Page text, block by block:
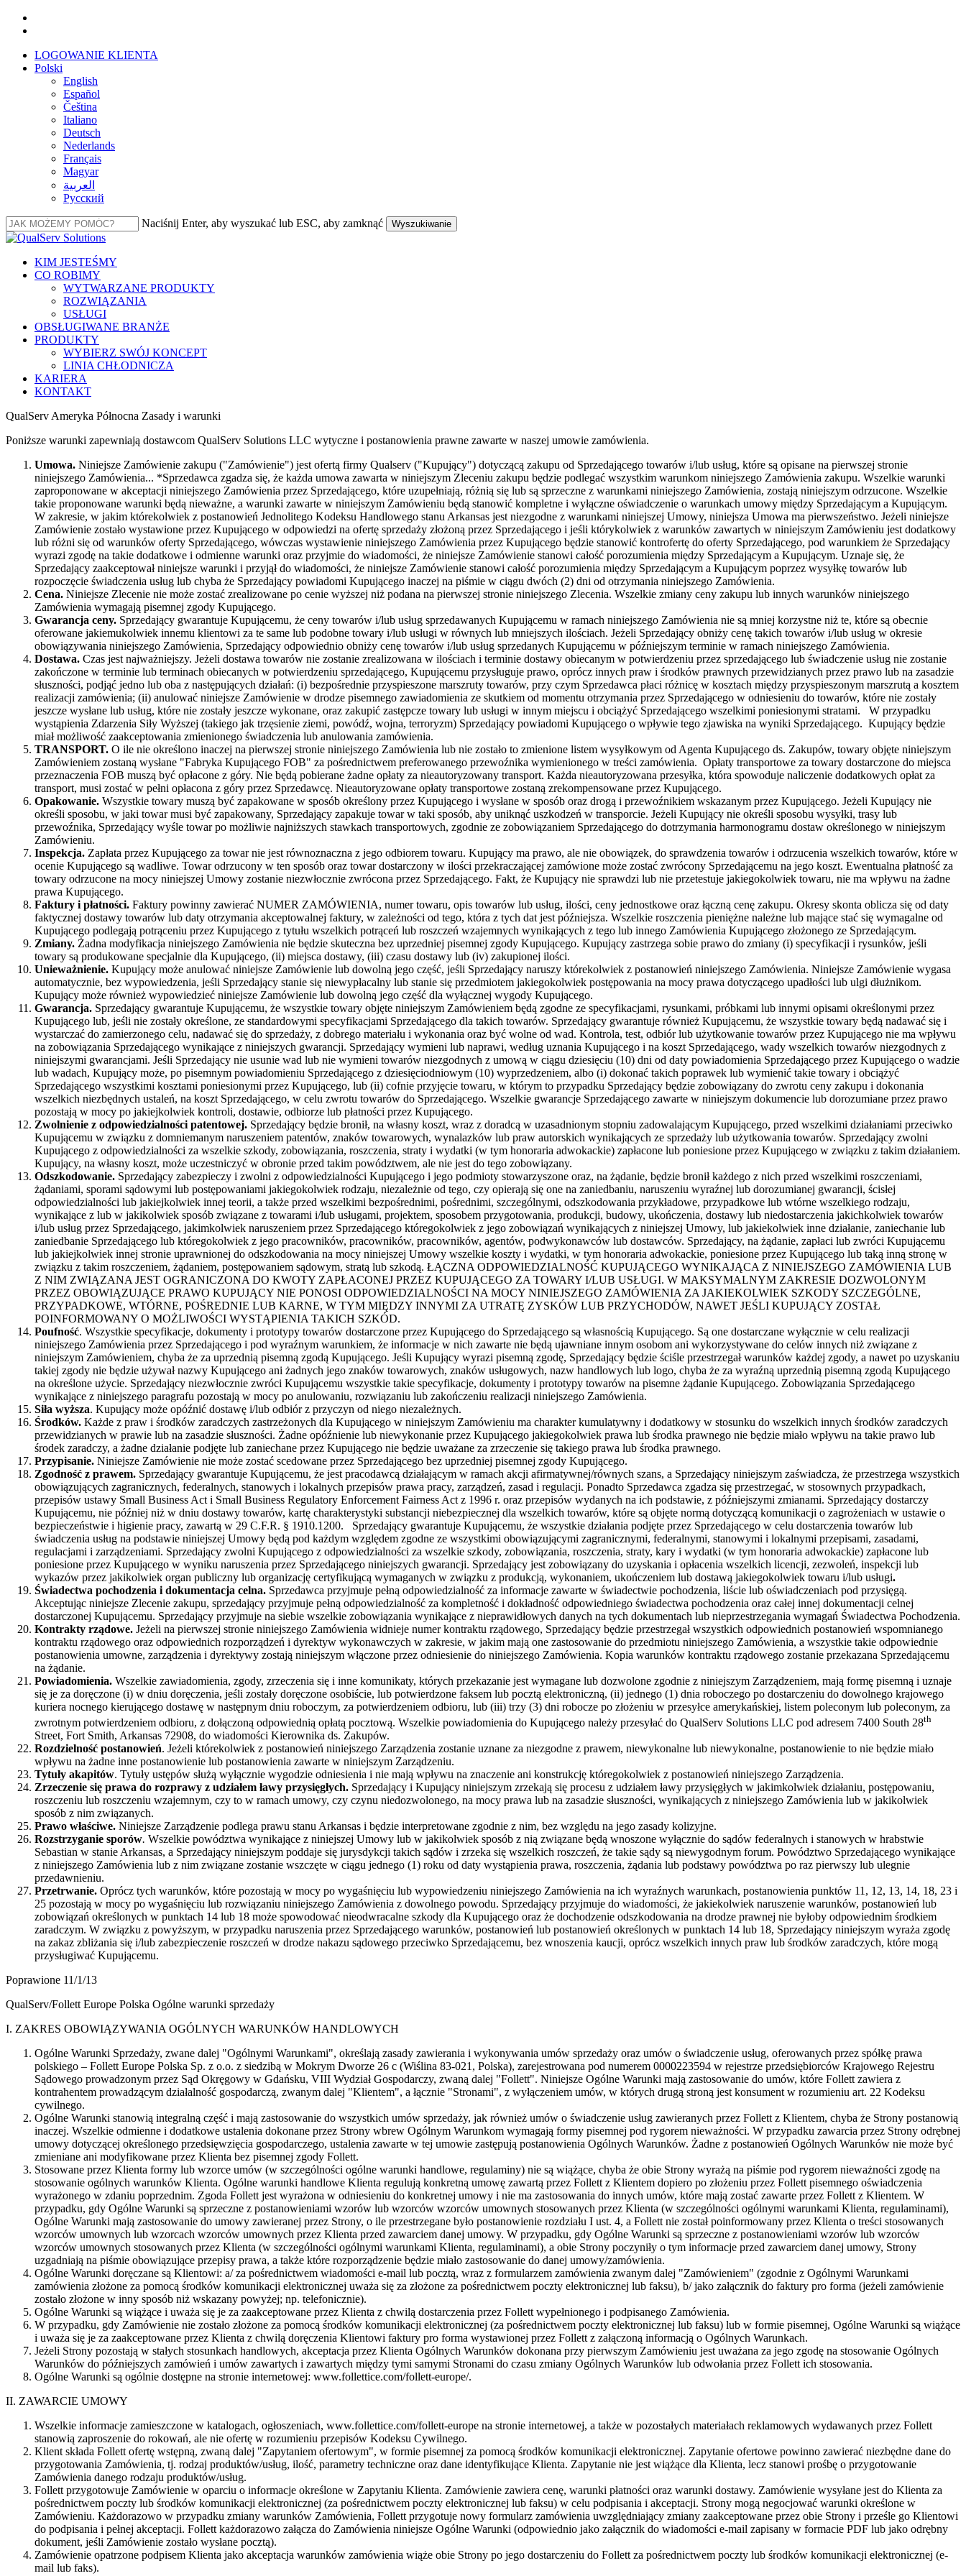
Przejdź
treści
LOGOWANIE KLIENTA
Polski
English
Español
Čeština
Italiano
Deutsch
Nederlands
Français
Magyar
العربية‏
Русский
Naciśnij Enter, aby wyszukać lub ESC, aby zamknąć Wyszukiwanie
Zamknij
Menu
KIM JESTEŚMY
CO ROBIMY
WYTWARZANE PRODUKTY
ROZWIĄZANIA
USŁUGI
OBSŁUGIWANE BRANŻE
PRODUKTY
WYBIERZ SWÓJ KONCEPT
LINIA CHŁODNICZA
KARIERA
KONTAKT
QualServ Ameryka Północna Zasady i warunki
Poniższe warunki zapewniają dostawcom QualServ Solutions LLC wytyczne i postanowienia prawne zawarte w naszej umowie zamówienia.
Umowa. Niniejsze Zamówienie zakupu ("Zamówienie") jest ofertą firmy Qualserv ("Kupujący") dotyczącą zakupu od Sprzedającego towarów i/lub usług, które są opisane na pierwszej stronie
niniejszego Zamówienia... *Sprzedawca zgadza się, że każda umowa zawarta w niniejszym Zleceniu zakupu będzie podlegać wszystkim warunkom niniejszego Zamówienia zakupu. Wszelkie warunki
zaproponowane w akceptacji niniejszego Zamówienia przez Sprzedającego, które uzupełniają, różnią się lub są sprzeczne z warunkami niniejszego Zamówienia, zostają niniejszym odrzucone. Wszelkie
takie proponowane warunki będą nieważne, a warunki zawarte w niniejszym Zamówieniu będą stanowić kompletne i wyłączne oświadczenie o warunkach umowy między Sprzedającym a Kupującym.
W zakresie, w jakim którekolwiek z postanowień Jednolitego Kodeksu Handlowego stanu Arkansas jest niezgodne z warunkami niniejszej Umowy, niniejsza Umowa ma pierwszeństwo. Jeżeli niniejsze
Zamówienie zostało wystawione przez Kupującego w odpowiedzi na ofertę sprzedaży złożoną przez Sprzedającego i jeśli którykolwiek z warunków zawartych w niniejszym Zamówieniu jest dodatkowy
lub różni się od warunków oferty Sprzedającego, wówczas wystawienie niniejszego Zamówienia przez Kupującego będzie stanowić kontrofertę do oferty Sprzedającego, pod warunkiem że Sprzedający
wyrazi zgodę na takie dodatkowe i odmienne warunki oraz przyjmie do wiadomości, że niniejsze Zamówienie stanowi całość porozumienia między Sprzedającym a Kupującym. Uznaje się, że
Sprzedający zaakceptował niniejsze warunki i przyjął do wiadomości, że niniejsze Zamówienie stanowi całość porozumienia między Sprzedającym a Kupującym poprzez wysyłkę towarów lub
rozpoczęcie świadczenia usług lub chyba że Sprzedający powiadomi Kupującego inaczej na piśmie w ciągu dwóch (2) dni od otrzymania niniejszego Zamówienia.
Cena. Niniejsze Zlecenie nie może zostać zrealizowane po cenie wyższej niż podana na pierwszej stronie niniejszego Zlecenia. Wszelkie zmiany ceny zakupu lub innych warunków niniejszego
Zamówienia wymagają pisemnej zgody Kupującego.
Gwarancja ceny. Sprzedający gwarantuje Kupującemu, że ceny towarów i/lub usług sprzedawanych Kupującemu w ramach niniejszego Zamówienia nie są mniej korzystne niż te, które są obecnie
oferowane jakiemukolwiek innemu klientowi za te same lub podobne towary i/lub usługi w równych lub mniejszych ilościach. Jeżeli Sprzedający obniży cenę takich towarów i/lub usług w okresie
obowiązywania niniejszego Zamówienia, Sprzedający odpowiednio obniży cenę towarów i/lub usług sprzedanych Kupującemu w późniejszym terminie w ramach niniejszego Zamówienia.
Dostawa. Czas jest najważniejszy. Jeżeli dostawa towarów nie zostanie zrealizowana w ilościach i terminie dostawy obiecanym w potwierdzeniu przez sprzedającego lub świadczenie usług nie zostanie
zakończone w terminie lub terminach obiecanych w potwierdzeniu sprzedającego, Kupującemu przysługuje prawo, oprócz innych praw i środków prawnych przewidzianych przez prawo lub na zasadzie
słuszności, podjąć jedno lub oba z następujących działań: (i) bezpośrednie przyspieszone marszruty towarów, przy czym Sprzedawca płaci różnicę w kosztach między przyspieszonym marszrutą a kosztem
realizacji zamówienia; (ii) anulować niniejsze Zamówienie w drodze pisemnego zawiadomienia ze skutkiem od momentu otrzymania przez Sprzedającego w odniesieniu do towarów, które nie zostały
jeszcze wysłane lub usług, które nie zostały jeszcze wykonane, oraz zakupić zastępcze towary lub usługi w innym miejscu i obciążyć Sprzedającego wszelkimi poniesionymi stratami. W przypadku
wystąpienia Zdarzenia Siły Wyższej (takiego jak trzęsienie ziemi, powódź, wojna, terroryzm) Sprzedający powiadomi Kupującego o wpływie tego zjawiska na wyniki Sprzedającego. Kupujący będzie
miał możliwość zaakceptowania zmienionego świadczenia lub anulowania zamówienia.
TRANSPORT. O ile nie określono inaczej na pierwszej stronie niniejszego Zamówienia lub nie zostało to zmienione listem wysyłkowym od Agenta Kupującego ds. Zakupów, towary objęte niniejszym
Zamówieniem zostaną wysłane "Fabryka Kupującego FOB" za pośrednictwem preferowanego przewoźnika wymienionego w treści zamówienia. Opłaty transportowe za towary dostarczone do miejsca
przeznaczenia FOB muszą być opłacone z góry. Nie będą pobierane żadne opłaty za nieautoryzowany transport. Każda nieautoryzowana przesyłka, która spowoduje naliczenie dodatkowych opłat za
transport, musi zostać w pełni opłacona z góry przez Sprzedawcę. Nieautoryzowane opłaty transportowe zostaną zrekompensowane przez Kupującego.
Opakowanie. Wszystkie towary muszą być zapakowane w sposób określony przez Kupującego i wysłane w sposób oraz drogą i przewoźnikiem wskazanym przez Kupującego. Jeżeli Kupujący nie
określi sposobu, w jaki towar musi być zapakowany, Sprzedający zapakuje towar w taki sposób, aby uniknąć uszkodzeń w transporcie. Jeżeli Kupujący nie określi sposobu wysyłki, trasy lub
przewoźnika, Sprzedający wyśle towar po możliwie najniższych stawkach transportowych, zgodnie ze zobowiązaniem Sprzedającego do dotrzymania harmonogramu dostaw określonego w niniejszym
Zamówieniu.
Inspekcja. Zapłata przez Kupującego za towar nie jest równoznaczna z jego odbiorem towaru. Kupujący ma prawo, ale nie obowiązek, do sprawdzenia towarów i odrzucenia wszelkich towarów, które w
ocenie Kupującego są wadliwe. Towar odrzucony w ten sposób oraz towar dostarczony w ilości przekraczającej zamówione może zostać zwrócony Sprzedającemu na jego koszt. Ewentualna płatność za
towary odrzucone na mocy niniejszej Umowy zostanie niezwłocznie zwrócona przez Sprzedającego. Fakt, że Kupujący nie sprawdzi lub nie przetestuje jakiegokolwiek towaru, nie ma wpływu na żadne
prawa Kupującego.
Faktury i płatności. Faktury powinny zawierać NUMER ZAMÓWIENIA, numer towaru, opis towarów lub usług, ilości, ceny jednostkowe oraz łączną cenę zakupu. Okresy skonta oblicza się od daty
faktycznej dostawy towarów lub daty otrzymania akceptowalnej faktury, w zależności od tego, która z tych dat jest późniejsza. Wszelkie roszczenia pieniężne należne lub mające stać się wymagalne od
Kupującego podlegają potrąceniu przez Kupującego z tytułu wszelkich potrąceń lub roszczeń wzajemnych wynikających z tego lub innego Zamówienia Kupującego złożonego ze Sprzedającym.
Zmiany. Żadna modyfikacja niniejszego Zamówienia nie będzie skuteczna bez uprzedniej pisemnej zgody Kupującego. Kupujący zastrzega sobie prawo do zmiany (i) specyfikacji i rysunków, jeśli
towary są produkowane specjalnie dla Kupującego, (ii) miejsca dostawy, (iii) czasu dostawy lub (iv) zakupionej ilości.
Unieważnienie. Kupujący może anulować niniejsze Zamówienie lub dowolną jego część, jeśli Sprzedający naruszy którekolwiek z postanowień niniejszego Zamówienia. Niniejsze Zamówienie wygasa
automatycznie, bez wypowiedzenia, jeśli Sprzedający stanie się niewypłacalny lub stanie się przedmiotem jakiegokolwiek postępowania na mocy prawa dotyczącego upadłości lub ulgi dłużnikom.
Kupujący może również wypowiedzieć niniejsze Zamówienie lub dowolną jego część dla wyłącznej wygody Kupującego.
Gwarancja. Sprzedający gwarantuje Kupującemu, że wszystkie towary objęte niniejszym Zamówieniem będą zgodne ze specyfikacjami, rysunkami, próbkami lub innymi opisami określonymi przez
Kupującego lub, jeśli nie zostały określone, ze standardowymi specyfikacjami Sprzedającego dla takich towarów. Sprzedający gwarantuje również Kupującemu, że wszystkie towary będą nadawać się i
wystarczać do zamierzonego celu, nadawać się do sprzedaży, z dobrego materiału i wykonania oraz być wolne od wad. Kontrola, test, odbiór lub użytkowanie towarów przez Kupującego nie ma wpływu
na zobowiązania Sprzedającego wynikające z niniejszych gwarancji. Sprzedający wymieni lub naprawi, według uznania Kupującego i na koszt Sprzedającego, wady wszelkich towarów niezgodnych z
niniejszymi gwarancjami. Jeśli Sprzedający nie usunie wad lub nie wymieni towarów niezgodnych z umową w ciągu dziesięciu (10) dni od daty powiadomienia Sprzedającego przez Kupującego o wadzie
lub wadach, Kupujący może, po pisemnym powiadomieniu Sprzedającego z dziesięciodniowym (10) wyprzedzeniem, albo (i) dokonać takich poprawek lub wymienić takie towary i obciążyć
Sprzedającego wszystkimi kosztami poniesionymi przez Kupującego, lub (ii) cofnie przyjęcie towaru, w którym to przypadku Sprzedający będzie zobowiązany do zwrotu ceny zakupu i dokonania
wszelkich niezbędnych ustaleń, na koszt Sprzedającego, w celu zwrotu towarów do Sprzedającego. Wszelkie gwarancje Sprzedającego zawarte w niniejszym dokumencie lub dorozumiane przez prawo
pozostają w mocy po jakiejkolwiek kontroli, dostawie, odbiorze lub płatności przez Kupującego.
Zwolnienie z odpowiedzialności patentowej. Sprzedający będzie bronił, na własny koszt, wraz z doradcą w uzasadnionym stopniu zadowalającym Kupującego, przed wszelkimi działaniami przeciwko
Kupującemu w związku z domniemanym naruszeniem patentów, znaków towarowych, wynalazków lub praw autorskich wynikających ze sprzedaży lub użytkowania towarów. Sprzedający zwolni
Kupującego z odpowiedzialności za wszelkie szkody, zobowiązania, roszczenia, straty i wydatki (w tym honoraria adwokackie) zapłacone lub poniesione przez Kupującego w związku z takim działaniem.
Kupujący, na własny koszt, może uczestniczyć w obronie przed takim powództwem, ale nie jest do tego zobowiązany.
Odszkodowanie. Sprzedający zabezpieczy i zwolni z odpowiedzialności Kupującego i jego podmioty stowarzyszone oraz, na żądanie, będzie bronił każdego z nich przed wszelkimi roszczeniami,
żądaniami, sporami sądowymi lub postępowaniami jakiegokolwiek rodzaju, niezależnie od tego, czy opierają się one na zaniedbaniu, naruszeniu wyraźnej lub dorozumianej gwarancji, ścisłej
odpowiedzialności lub jakiejkolwiek innej teorii, a także przed wszelkimi bezpośrednimi, pośrednimi, szczególnymi, odszkodowania przykładowe, przypadkowe lub wtórne wszelkiego rodzaju,
wynikające z lub w jakikolwiek sposób związane z towarami i/lub usługami, projektem, sposobem przygotowania, produkcji, budowy, ukończenia, dostawy lub niedostarczenia jakichkolwiek towarów
i/lub usług przez Sprzedającego, jakimkolwiek naruszeniem przez Sprzedającego któregokolwiek z jego zobowiązań wynikających z niniejszej Umowy, lub jakiekolwiek inne działanie, zaniechanie lub
zaniedbanie Sprzedającego lub któregokolwiek z jego pracowników, pracowników, pracowników, agentów, podwykonawców lub dostawców. Sprzedający, na żądanie, zapłaci lub zwróci Kupującemu
lub jakiejkolwiek innej stronie uprawnionej do odszkodowania na mocy niniejszej Umowy wszelkie koszty i wydatki, w tym honoraria adwokackie, poniesione przez Kupującego lub taką inną stronę w
związku z takim roszczeniem, żądaniem, postępowaniem sądowym, stratą lub szkodą. ŁĄCZNA ODPOWIEDZIALNOŚĆ KUPUJĄCEGO WYNIKAJĄCA Z NINIEJSZEGO ZAMÓWIENIA LUB
Z NIM ZWIĄZANA JEST OGRANICZONA DO KWOTY ZAPŁACONEJ PRZEZ KUPUJĄCEGO ZA TOWARY I/LUB USŁUGI. W MAKSYMALNYM ZAKRESIE DOZWOLONYM
PRZEZ OBOWIĄZUJĄCE PRAWO KUPUJĄCY NIE PONOSI ODPOWIEDZIALNOŚCI NA MOCY NINIEJSZEGO ZAMÓWIENIA ZA JAKIEKOLWIEK SZKODY SZCZEGÓLNE,
PRZYPADKOWE, WTÓRNE, POŚREDNIE LUB KARNE, W TYM MIĘDZY INNYMI ZA UTRATĘ ZYSKÓW LUB PRZYCHODÓW, NAWET JEŚLI KUPUJĄCY ZOSTAŁ
POINFORMOWANY O MOŻLIWOŚCI WYSTĄPIENIA TAKICH SZKÓD.
Poufność. Wszystkie specyfikacje, dokumenty i prototypy towarów dostarczone przez Kupującego do Sprzedającego są własnością Kupującego. Są one dostarczane wyłącznie w celu realizacji
niniejszego Zamówienia przez Sprzedającego i pod wyraźnym warunkiem, że informacje w nich zawarte nie będą ujawniane innym osobom ani wykorzystywane do celów innych niż związane z
niniejszym Zamówieniem, chyba że za uprzednią pisemną zgodą Kupującego. Jeśli Kupujący wyrazi pisemną zgodę, Sprzedający będzie ściśle przestrzegał warunków każdej zgody, a nawet po uzyskaniu
takiej zgody nie będzie używał nazwy Kupującego ani żadnych jego znaków towarowych, znaków usługowych, nazw handlowych lub logo, chyba że za wyraźną uprzednią pisemną zgodą Kupującego
na określone użycie. Sprzedający niezwłocznie zwróci Kupującemu wszystkie takie specyfikacje, dokumenty i prototypy towarów na pisemne żądanie Kupującego. Zobowiązania Sprzedającego
wynikające z niniejszego paragrafu pozostają w mocy po anulowaniu, rozwiązaniu lub zakończeniu realizacji niniejszego Zamówienia.
Siła wyższa. Kupujący może opóźnić dostawę i/lub odbiór z przyczyn od niego niezależnych.
Środków. Każde z praw i środków zaradczych zastrzeżonych dla Kupującego w niniejszym Zamówieniu ma charakter kumulatywny i dodatkowy w stosunku do wszelkich innych środków zaradczych
przewidzianych w prawie lub na zasadzie słuszności. Żadne opóźnienie lub niewykonanie przez Kupującego jakiegokolwiek prawa lub środka prawnego nie będzie miało wpływu na takie prawo lub
środek zaradczy, a żadne działanie podjęte lub zaniechane przez Kupującego nie będzie uważane za zrzeczenie się takiego prawa lub środka prawnego.
Przypisanie. Niniejsze Zamówienie nie może zostać scedowane przez Sprzedającego bez uprzedniej pisemnej zgody Kupującego.
Zgodność z prawem. Sprzedający gwarantuje Kupującemu, że jest pracodawcą działającym w ramach akcji afirmatywnej/równych szans, a Sprzedający niniejszym zaświadcza, że przestrzega wszystkich
obowiązujących zagranicznych, federalnych, stanowych i lokalnych przepisów prawa pracy, zarządzeń, zasad i regulacji. Ponadto Sprzedawca zgadza się przestrzegać, w stosownych przypadkach,
przepisów ustawy Small Business Act i Small Business Regulatory Enforcement Fairness Act z 1996 r. oraz przepisów wydanych na ich podstawie, z późniejszymi zmianami. Sprzedający dostarczy
Kupującemu, nie później niż w dniu dostawy towarów, kartę charakterystyki substancji niebezpiecznej dla wszelkich towarów, które są objęte normą dotyczącą komunikacji o zagrożeniach w ustawie o
bezpieczeństwie i higienie pracy, zawartą w 29 C.F.R. § 1910.1200. Sprzedający gwarantuje Kupującemu, że wszystkie działania podjęte przez Sprzedającego w celu dostarczenia towarów lub
świadczenia usług na podstawie niniejszej Umowy będą pod każdym względem zgodne ze wszystkimi obowiązującymi zagranicznymi, federalnymi, stanowymi i lokalnymi przepisami, zasadami,
regulacjami i zarządzeniami. Sprzedający zwolni Kupującego z odpowiedzialności za wszelkie szkody, zobowiązania, roszczenia, straty, kary i wydatki (w tym honoraria adwokackie) zapłacone lub
poniesione przez Kupującego w wyniku naruszenia przez Sprzedającego niniejszych gwarancji. Sprzedający jest zobowiązany do uzyskania i opłacenia wszelkich licencji, zezwoleń, inspekcji lub
wykazów przez jakikolwiek organ publiczny lub organizację certyfikującą wymaganych w związku z produkcją, wykonaniem, ukończeniem lub dostawą jakiegokolwiek towaru i/lub usługi.
Świadectwa pochodzenia i dokumentacja celna. Sprzedawca przyjmuje pełną odpowiedzialność za informacje zawarte w świadectwie pochodzenia, liście lub oświadczeniach pod przysięgą.
Akceptując niniejsze Zlecenie zakupu, sprzedający przyjmuje pełną odpowiedzialność za kompletność i dokładność odpowiedniego świadectwa pochodzenia oraz całej innej dokumentacji celnej
dostarczonej Kupującemu. Sprzedający przyjmuje na siebie wszelkie zobowiązania wynikające z nieprawidłowych danych na tych dokumentach lub nieprzestrzegania wymagań Świadectwa Pochodzenia.
Kontrakty rządowe. Jeżeli na pierwszej stronie niniejszego Zamówienia widnieje numer kontraktu rządowego, Sprzedający będzie przestrzegał wszystkich odpowiednich postanowień wspomnianego
kontraktu rządowego oraz odpowiednich rozporządzeń i dyrektyw wykonawczych w zakresie, w jakim mają one zastosowanie do przedmiotu niniejszego Zamówienia, a wszystkie takie odpowiednie
postanowienia umowne, zarządzenia i dyrektywy zostają niniejszym włączone przez odniesienie do niniejszego Zamówienia. Kopia warunków kontraktu rządowego zostanie przekazana Sprzedającemu
na żądanie.
Powiadomienia. Wszelkie zawiadomienia, zgody, zrzeczenia się i inne komunikaty, których przekazanie jest wymagane lub dozwolone zgodnie z niniejszym Zarządzeniem, mają formę pisemną i uznaje
się je za doręczone (i) w dniu doręczenia, jeśli zostały doręczone osobiście, lub potwierdzone faksem lub pocztą elektroniczną, (ii) jednego (1) dnia roboczego po dostarczeniu do dowolnego krajowego
kuriera nocnego kierującego dostawę w następnym dniu roboczym, za potwierdzeniem odbioru, lub (iii) trzy (3) dni robocze po złożeniu w przesyłce amerykańskiej, listem poleconym lub poleconym, za
zwrotnym potwierdzeniem odbioru, z dołączoną odpowiednią opłatą pocztową. Wszelkie powiadomienia do Kupującego należy przesyłać do QualServ Solutions LLC pod adresem 7400 South 28th
Street, Fort Smith, Arkansas 72908, do wiadomości Kierownika ds. Zakupów.
Rozdzielność postanowień. Jeżeli którekolwiek z postanowień niniejszego Zarządzenia zostanie uznane za niezgodne z prawem, niewykonalne lub niewykonalne, postanowienie to nie będzie miało
wpływu na żadne inne postanowienie lub postanowienia zawarte w niniejszym Zarządzeniu.
Tytuły akapitów. Tytuły ustępów służą wyłącznie wygodzie odniesienia i nie mają wpływu na znaczenie ani konstrukcję któregokolwiek z postanowień niniejszego Zarządzenia.
Zrzeczenie się prawa do rozprawy z udziałem ławy przysięgłych. Sprzedający i Kupujący niniejszym zrzekają się procesu z udziałem ławy przysięgłych w jakimkolwiek działaniu, postępowaniu,
roszczeniu lub roszczeniu wzajemnym, czy to w ramach umowy, czy czynu niedozwolonego, na mocy prawa lub na zasadzie słuszności, wynikających z niniejszego Zamówienia lub w jakikolwiek
sposób z nim związanych.
Prawo właściwe. Niniejsze Zarządzenie podlega prawu stanu Arkansas i będzie interpretowane zgodnie z nim, bez względu na jego zasady kolizyjne.
Rozstrzyganie sporów. Wszelkie powództwa wynikające z niniejszej Umowy lub w jakikolwiek sposób z nią związane będą wnoszone wyłącznie do sądów federalnych i stanowych w hrabstwie
Sebastian w stanie Arkansas, a Sprzedający niniejszym poddaje się jurysdykcji takich sądów i zrzeka się wszelkich roszczeń, że takie sądy są niewygodnym forum. Powództwo Sprzedającego wynikające
z niniejszego Zamówienia lub z nim związane zostanie wszczęte w ciągu jednego (1) roku od daty wystąpienia prawa, roszczenia, żądania lub podstawy powództwa po raz pierwszy lub ulegnie
przedawnieniu.
Przetrwanie. Oprócz tych warunków, które pozostają w mocy po wygaśnięciu lub wypowiedzeniu niniejszego Zamówienia na ich wyraźnych warunkach, postanowienia punktów 11, 12, 13, 14, 18, 23 i
25 pozostają w mocy po wygaśnięciu lub rozwiązaniu niniejszego Zamówienia z dowolnego powodu. Sprzedający przyjmuje do wiadomości, że jakiekolwiek naruszenie warunków, postanowień lub
zobowiązań określonych w punktach 14 lub 18 może spowodować nieodwracalne szkody dla Kupującego oraz że dochodzenie odszkodowania na drodze prawnej nie byłoby odpowiednim środkiem
zaradczym. W związku z powyższym, w przypadku naruszenia przez Sprzedającego warunków, postanowień lub postanowień określonych w punktach 14 lub 18, Sprzedający niniejszym wyraża zgodę
na zakaz zbliżania się i/lub zabezpieczenie roszczeń w drodze nakazu sądowego przeciwko Sprzedającemu, bez wnoszenia kaucji, oprócz wszelkich innych praw lub środków zaradczych, które mogą
przysługiwać Kupującemu.
Poprawione 11/1/13
QualServ/Follett Europe Polska Ogólne warunki sprzedaży
I. ZAKRES OBOWIĄZYWANIA OGÓLNYCH WARUNKÓW HANDLOWYCH
Ogólne Warunki Sprzedaży, zwane dalej "Ogólnymi Warunkami", określają zasady zawierania i wykonywania umów sprzedaży oraz umów o świadczenie usług, oferowanych przez spółkę prawa
polskiego – Follett Europe Polska Sp. z o.o. z siedzibą w Mokrym Dworze 26 c (Wiślina 83-021, Polska), zarejestrowana pod numerem 0000223594 w rejestrze przedsiębiorców Krajowego Rejestru
Sądowego prowadzonym przez Sąd Okręgowy w Gdańsku, VIII Wydział Gospodarczy, zwaną dalej "Follett". Niniejsze Ogólne Warunki mają zastosowanie do umów, które Follett zawiera z
kontrahentem prowadzącym działalność gospodarczą, zwanym dalej "Klientem", a łącznie "Stronami", z wyłączeniem umów, w których drugą stroną jest konsument w rozumieniu art. 22 Kodeksu
cywilnego.
Ogólne Warunki stanowią integralną część i mają zastosowanie do wszystkich umów sprzedaży, jak również umów o świadczenie usług zawieranych przez Follett z Klientem, chyba że Strony postanowią
inaczej. Wszelkie odmienne i dodatkowe ustalenia dokonane przez Strony wbrew Ogólnym Warunkom wymagają formy pisemnej pod rygorem nieważności. W przypadku zawarcia przez Strony odrębnej
umowy dotyczącej określonego przedsięwzięcia gospodarczego, ustalenia zawarte w tej umowie zastępują postanowienia Ogólnych Warunków. Żadne z postanowień Ogólnych Warunków nie może być
zmieniane ani modyfikowane przez Klienta bez pisemnej zgody Follett.
Stosowane przez Klienta formy lub wzorce umów (w szczególności ogólne warunki handlowe, regulaminy) nie są wiążące, chyba że obie Strony wyrażą na piśmie pod rygorem nieważności zgodę na
stosowanie ogólnych warunków Klienta. Ogólne warunki handlowe Klienta regulują konkretną umowę zawartą przez Follett z Klientem dopiero po złożeniu przez Follett pisemnego oświadczenia
wyrażonego w zdaniu poprzednim. Zgoda Follett jest wyrażona w odniesieniu do konkretnej umowy i nie ma zastosowania do innych umów, które mają zostać zawarte przez Follett z Klientem. W
przypadku, gdy Ogólne Warunki są sprzeczne z postanowieniami wzorów lub wzorców wzorców umownych stosowanych przez Klienta (w szczególności ogólnymi warunkami Klienta, regulaminami),
Ogólne Warunki mają zastosowanie do umowy zawieranej przez Strony, o ile przestrzegane było postanowienie rozdziału I ust. 4, a Follett nie został poinformowany przez Klienta o treści stosowanych
wzorców umownych lub wzorcach wzorców umownych przez Klienta przed zawarciem danej umowy. W przypadku, gdy Ogólne Warunki są sprzeczne z postanowieniami wzorów lub wzorców
wzorców umownych stosowanych przez Klienta (w szczególności ogólnymi warunkami Klienta, regulaminami), a obie Strony poczyniły o tym informacje przed zawarciem danej umowy, Strony
uzgadniają na piśmie obowiązujące przepisy prawa, a także które rozporządzenie będzie miało zastosowanie do danej umowy/zamówienia.
Ogólne Warunki doręczane są Klientowi: a/ za pośrednictwem wiadomości e-mail lub pocztą, wraz z formularzem zamówienia zwanym dalej "Zamówieniem" (zgodnie z Ogólnymi Warunkami
zamówienia złożone za pomocą środków komunikacji elektronicznej uważa się za złożone za pośrednictwem poczty elektronicznej lub faksu), b/ jako załącznik do faktury pro forma (jeżeli zamówienie
zostało złożone w inny sposób niż wskazany powyżej; np. telefonicznie).
Ogólne Warunki są wiążące i uważa się je za zaakceptowane przez Klienta z chwilą dostarczenia przez Follett wypełnionego i podpisanego Zamówienia.
W przypadku, gdy Zamówienie nie zostało złożone za pomocą środków komunikacji elektronicznej (za pośrednictwem poczty elektronicznej lub faksu) lub w formie pisemnej, Ogólne Warunki są wiążące
i uważa się je za zaakceptowane przez Klienta z chwilą doręczenia Klientowi faktury pro forma wystawionej przez Follett z załączoną informacją o Ogólnych Warunkach.
Jeżeli Strony pozostają w stałych stosunkach handlowych, akceptacja przez Klienta Ogólnych Warunków dokonana przy pierwszym Zamówieniu jest uważana za jego zgodę na stosowanie Ogólnych
Warunków do późniejszych zamówień i umów zawartych i zawartych między tymi samymi Stronami do czasu zmiany Ogólnych Warunków lub odwołania przez Follett ich stosowania.
Ogólne Warunki są ogólnie dostępne na stronie internetowej: www.follettice.com/follett-europe/.
II. ZAWARCIE UMOWY
Wszelkie informacje zamieszczone w katalogach, ogłoszeniach, www.follettice.com/follett-europe na stronie internetowej, a także w pozostałych materiałach reklamowych wydawanych przez Follett
stanowią zaproszenie do rokowań, ale nie ofertę w rozumieniu przepisów Kodeksu Cywilnego.
Klient składa Follett ofertę wstępną, zwaną dalej "Zapytaniem ofertowym", w formie pisemnej za pomocą środków komunikacji elektronicznej. Zapytanie ofertowe powinno zawierać niezbędne dane do
przygotowania Zamówienia, tj. rodzaj produktów/usług, ilość, parametry techniczne oraz dane identyfikujące Klienta. Zapytanie nie jest wiążące dla Klienta, lecz stanowi prośbę o przygotowanie
Zamówienia danego rodzaju produktów/usług.
Follett przygotowuje Zamówienie w oparciu o informacje określone w Zapytaniu Klienta. Zamówienie zawiera cenę, warunki płatności oraz warunki dostawy. Zamówienie wysyłane jest do Klienta za
pośrednictwem poczty lub środków komunikacji elektronicznej (za pośrednictwem poczty elektronicznej lub faksu) w celu podpisania i akceptacji. Strony mogą negocjować warunki określone w
Zamówieniu. Każdorazowo w przypadku zmiany warunków Zamówienia, Follett przygotuje nowy formularz zamówienia uwzględniający zmiany zaakceptowane przez obie Strony i prześle go Klientowi
do podpisania i pełnej akceptacji. Follett każdorazowo załącza do Zamówienia niniejsze Ogólne Warunki (odpowiednio jako załącznik do wiadomości e-mail zapisany w formacie PDF lub jako odrębny
dokument, jeśli Zamówienie zostało wysłane pocztą).
Zamówienie opatrzone podpisem Klienta jako akceptacja warunków zamówienia wiąże obie Strony po jego dostarczeniu do Follett za pośrednictwem poczty lub środków komunikacji elektronicznej (e-
mail lub faks).